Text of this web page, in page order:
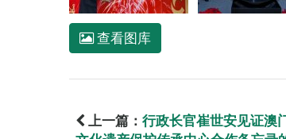
查看图库
上一篇： 行政长官崔世安见证澳